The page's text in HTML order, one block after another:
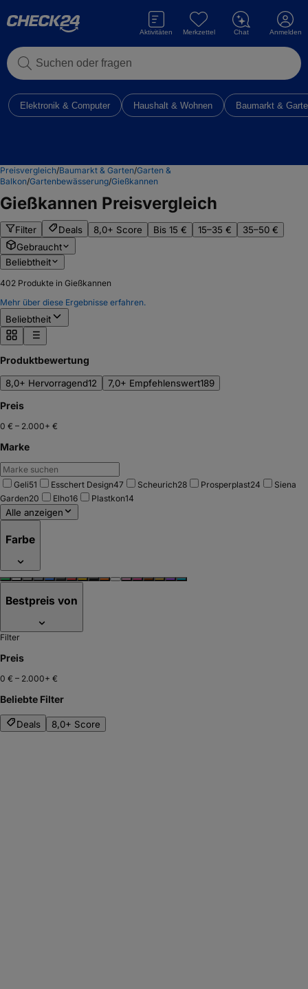
Suchen oder fragen
Aktivitäten Merkzettel Chat Anmelden
Elektronik & Computer Haushalt & Wohnen Baumarkt &
Preisvergleich/Baumarkt & Garten/Garten &
Balkon/Gartenbewässerung/Gießkannen
Gießkannen Preisvergleich
Filter Deals 8,0+ Score Bis 15 € 15–35 €
35–50 €
Gebraucht
Beliebtheit
402 Produkte in Gießkannen
Mehr über diese Ergebnisse erfahren.
Beliebtheit
Produktbewertung
8,0+ Hervorragend12 7,0+ Empfehlenswert189
Preis
0 € – 2.000+ €
Marke
Geli51 Esschert Design47 Scheurich28 Prosperplast24
Siena
Garden20 Elho16 Plastkon14
Alle anzeigen
Farbe
Bestpreis von
Filter
Preis
0 € – 2.000+ €
Beliebte Filter
Deals 8,0+ Score